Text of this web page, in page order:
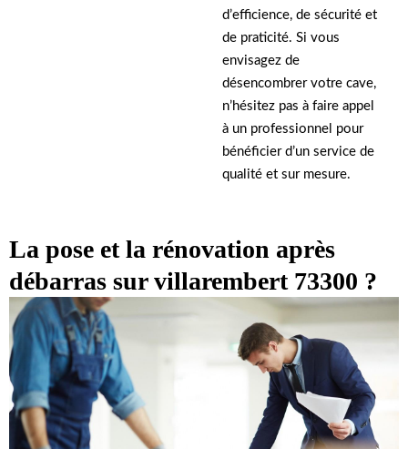
d’efficience, de sécurité et
de praticité. Si vous
envisagez de
désencombrer votre cave,
n’hésitez pas à faire appel
à un professionnel pour
bénéficier d’un service de
qualité et sur mesure.
La pose et la rénovation après
débarras sur villarembert 73300 ?